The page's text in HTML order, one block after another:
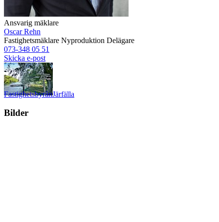
Ansvarig mäklare
Oscar Rehn
Fastighetsmäklare Nyproduktion Delägare
073-348 05 51
Skicka e-post
FastighetsbyrånJärfälla
Bilder